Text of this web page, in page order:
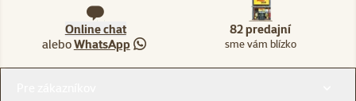
Online chat
aleboWhatsApp
82 predajní
sme vám blízko